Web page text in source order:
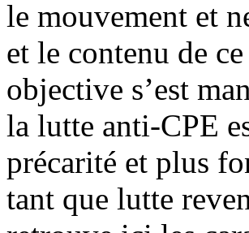
le mouvement et
et le contenu de
objective s’est
la lutte anti-CPE
précarité et plus
tant que lutte